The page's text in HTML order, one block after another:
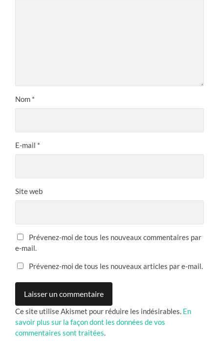
Nom *
E-mail *
Site web
Prévenez-moi de tous les nouveaux commentaires par
e-mail.
Prévenez-moi de tous les nouveaux articles par e-mail.
Ce site utilise Akismet pour réduire les indésirables. En
savoir plus sur la façon dont les données de vos
commentaires sont traitées.